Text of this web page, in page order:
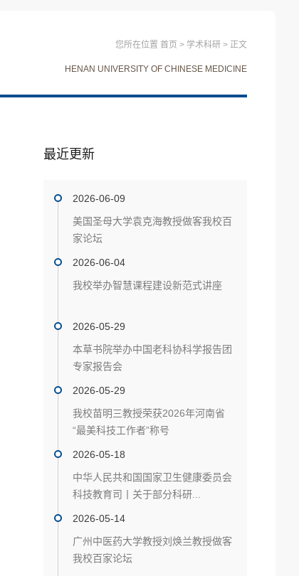
您所在位置 首页 > 学术科研 > 正文
HENAN UNIVERSITY OF CHINESE MEDICINE
最近更新
2026-06-09
美国圣母大学袁克海教授做客我校百
家论坛
2026-06-04
我校举办智慧课程建设新范式讲座
2026-05-29
本草书院举办中国老科协科学报告团
专家报告会
2026-05-29
我校苗明三教授荣获2026年河南省
“最美科技工作者”称号
2026-05-18
中华人民共和国国家卫生健康委员会
科技教育司丨关于部分科研...
2026-05-14
广州中医药大学教授刘焕兰教授做客
我校百家论坛